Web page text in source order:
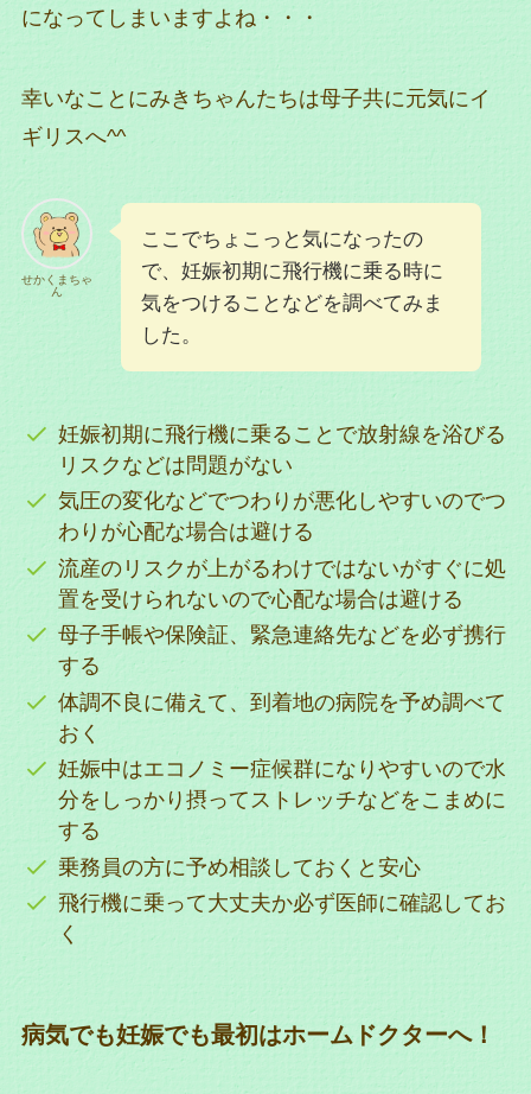
になってしまいますよね・・・
幸いなことにみきちゃんたちは母子共に元気にイ
ギリスへ^^
せかくまちゃ
ん
ここでちょこっと気になったの
で、妊娠初期に飛行機に乗る時に
気をつけることなどを調べてみま
した。
妊娠初期に飛行機に乗ることで放射線を浴びる
リスクなどは問題がない
気圧の変化などでつわりが悪化しやすいのでつ
わりが心配な場合は避ける
流産のリスクが上がるわけではないがすぐに処
置を受けられないので心配な場合は避ける
母子手帳や保険証、緊急連絡先などを必ず携行
する
体調不良に備えて、到着地の病院を予め調べて
おく
妊娠中はエコノミー症候群になりやすいので水
分をしっかり摂ってストレッチなどをこまめに
する
乗務員の方に予め相談しておくと安心
飛行機に乗って大丈夫か必ず医師に確認してお
く
病気でも妊娠でも最初はホームドクターへ！